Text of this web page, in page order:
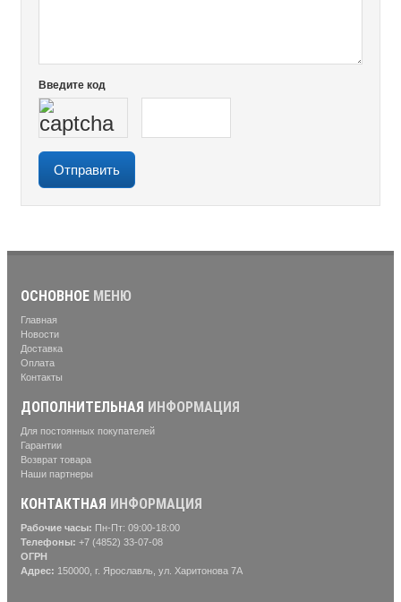
Введите код
ОСНОВНОЕ МЕНЮ
Главная
Новости
Доставка
Оплата
Контакты
ДОПОЛНИТЕЛЬНАЯ ИНФОРМАЦИЯ
Для постоянных покупателей
Гарантии
Возврат товара
Наши партнеры
КОНТАКТНАЯ ИНФОРМАЦИЯ
Рабочие часы: Пн-Пт: 09:00-18:00
Телефоны: +7 (4852) 33-07-08
ОГРН
Адрес: 150000, г. Ярославль, ул. Харитонова 7А